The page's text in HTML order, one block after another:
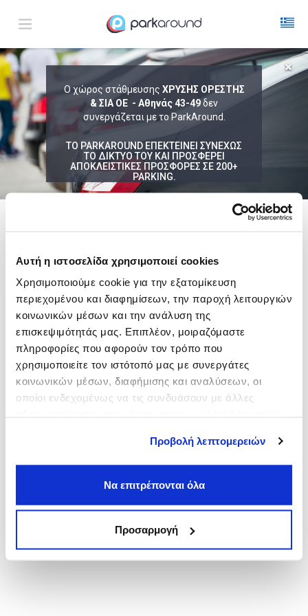
Αυτή η ιστοσελίδα χρησιμοποιεί cookies
Χρησιμοποιούμε cookie για την εξατομίκευση
περιεχομένου και διαφημίσεων, την παροχή λειτουργιών
κοινωνικών μέσων και την ανάλυση της
επισκεψιμότητάς μας. Επιπλέον, μοιραζόμαστε
πληροφορίες που αφορούν τον τρόπο που
χρησιμοποιείτε τον ιστότοπό μας με συνεργάτες
κοινωνικών μέσων, διαφήμισης και αναλύσεων, οι
οποίοι ενδεχομένως να τις συνδυάσουν με άλλες
Προβολή λεπτομερειών
Να επιτρέπονται όλα
Προσαρμογή
Ο χώρος στάθμευσης ΧΡΥΣΗΣ ΟΡΕΣΤΗΣ
& ΣΙΑ ΟΕ - Αθηνάς 43-49δεν
συνεργάζεται με το ParkAround.
ΤΟ PARKAROUND ΕΠΕΚΤΕΙΝΕΙ ΣΥΝΕΧΩΣ
ΤΟ ΔΙΚΤΥΟ ΤΟΥ ΚΑΙ ΠΡΟΣΦΕΡΕΙ
ΑΠΟΚΛΕΙΣΤΙΚΕΣ ΠΡΟΣΦΟΡΕΣ ΣΕ 200+
PARKING.
ΑΠΟΤΕΛΕΣΜΑΤΑ ΓΙΑ:
ΑΦΙΞΗ Σαβ 08 Αυγ 17:45 ΔΙΑΡΚΕΙΑ
ακολουθει μια λιστα με ενδεικτικες περιοχες
Σύνταγμα
από6,00€
Πλάκα
από6,00€
Πανεπιστήμιο
Νομική